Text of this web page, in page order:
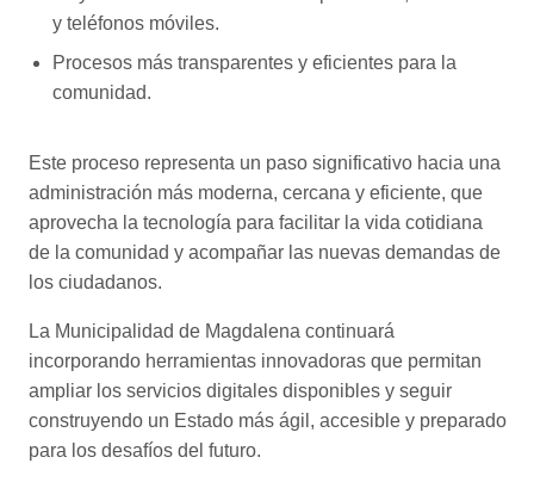
y teléfonos móviles.
Procesos más transparentes y eficientes para la
comunidad.
Este proceso representa un paso significativo hacia una
administración más moderna, cercana y eficiente, que
aprovecha la tecnología para facilitar la vida cotidiana
de la comunidad y acompañar las nuevas demandas de
los ciudadanos.
La Municipalidad de Magdalena continuará
incorporando herramientas innovadoras que permitan
ampliar los servicios digitales disponibles y seguir
construyendo un Estado más ágil, accesible y preparado
para los desafíos del futuro.